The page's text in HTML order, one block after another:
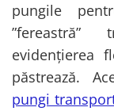
pungile
”fereastră”
evidențierea
păstrează.
pungi